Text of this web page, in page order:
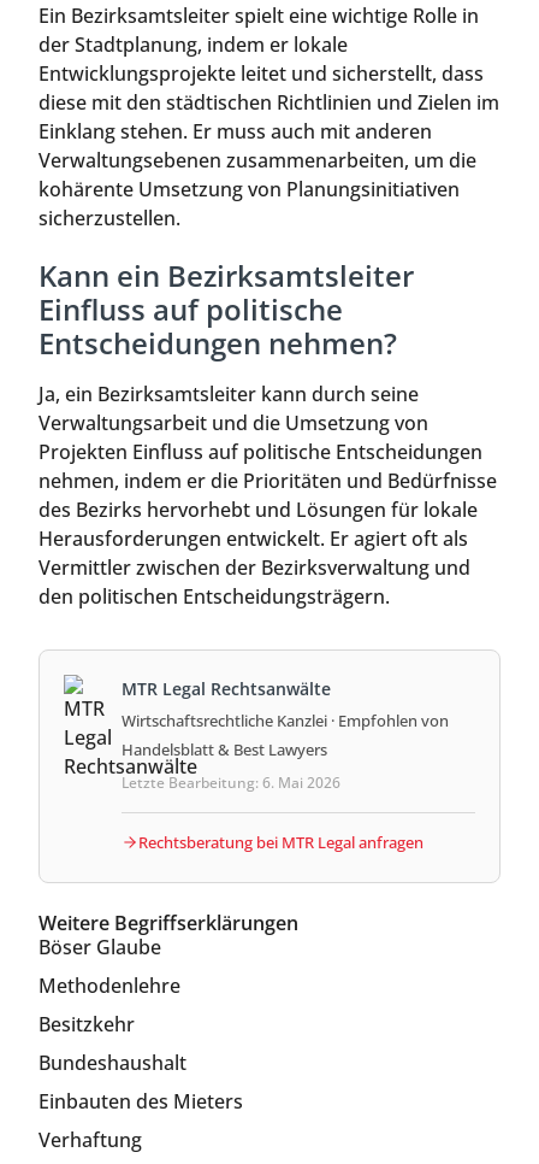
Ein Bezirksamtsleiter spielt eine wichtige Rolle in
der Stadtplanung, indem er lokale
Entwicklungsprojekte leitet und sicherstellt, dass
diese mit den städtischen Richtlinien und Zielen im
Einklang stehen. Er muss auch mit anderen
Verwaltungsebenen zusammenarbeiten, um die
kohärente Umsetzung von Planungsinitiativen
sicherzustellen.
Kann ein Bezirksamtsleiter
Einfluss auf politische
Entscheidungen nehmen?
Ja, ein Bezirksamtsleiter kann durch seine
Verwaltungsarbeit und die Umsetzung von
Projekten Einfluss auf politische Entscheidungen
nehmen, indem er die Prioritäten und Bedürfnisse
des Bezirks hervorhebt und Lösungen für lokale
Herausforderungen entwickelt. Er agiert oft als
Vermittler zwischen der Bezirksverwaltung und
den politischen Entscheidungsträgern.
MTR Legal Rechtsanwälte
Wirtschaftsrechtliche Kanzlei · Empfohlen von
Handelsblatt & Best Lawyers
Letzte Bearbeitung: 6. Mai 2026
Rechtsberatung bei MTR Legal anfragen
Weitere Begriffserklärungen
Böser Glaube
Methodenlehre
Besitzkehr
Bundeshaushalt
Einbauten des Mieters
Verhaftung